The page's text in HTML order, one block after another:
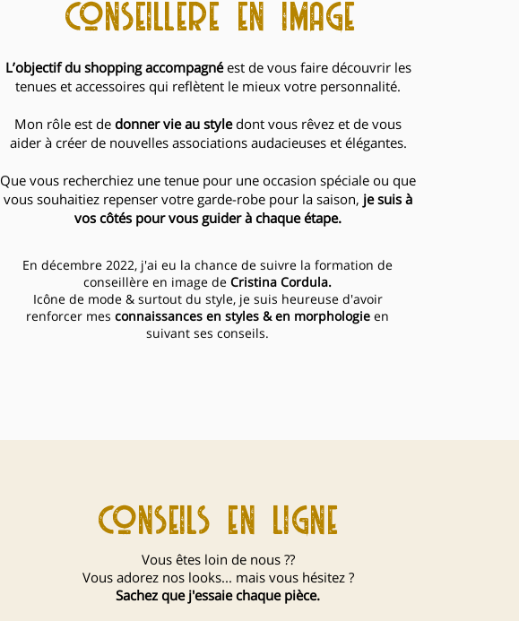
conseillere en image
L’objectif du shopping accompagnéest de vous faire découvrir les
tenues et accessoires qui reflètent le mieux votre personnalité.
Mon rôle est de donner vie au styledont vous rêvez et de vous
aider à créer de nouvelles associations audacieuses et élégantes.
Que vous recherchiez une tenue pour une occasion spéciale ou que
vous souhaitiez repenser votre garde-robe pour la saison, je suis à
vos côtés pour vous guider à chaque étape.
En décembre 2022, j'ai eu la chance de suivre la formation de
conseillère en image de Cristina Cordula.
​Icône de mode & surtout du style, je suis heureuse d'avoir
renforcer mes connaissances en styles & en morphologie en
suivant ses conseils.
conseils en ligne
Vous êtes loin de nous ??
Vous adorez nos looks... mais vous hésitez ?
Sachez que j'essaie chaque pièce.